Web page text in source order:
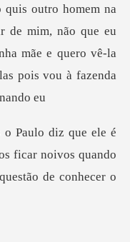
quis outro homem na
ficar noivos quando